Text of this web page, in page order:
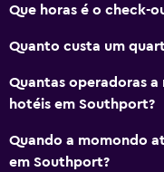
Que horas é o check-
Quanto custa um
Quantas operadoras
hotéis em Southport?
Quando a momondo
em Southport?